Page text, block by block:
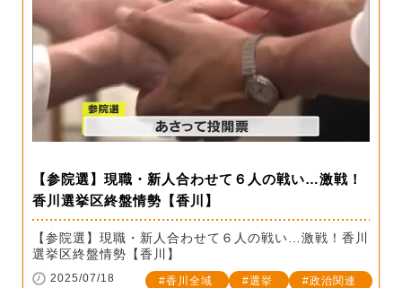
【参院選】現職・新人合わせて６人の戦い…激戦！
香川選挙区終盤情勢【香川】
【参院選】現職・新人合わせて６人の戦い…激戦！香川
選挙区終盤情勢【香川】
2025/07/18 香川全域 選挙 政治関連